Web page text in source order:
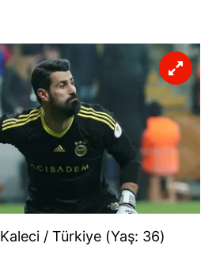
Kaleci / Türkiye (Yaş: 36)